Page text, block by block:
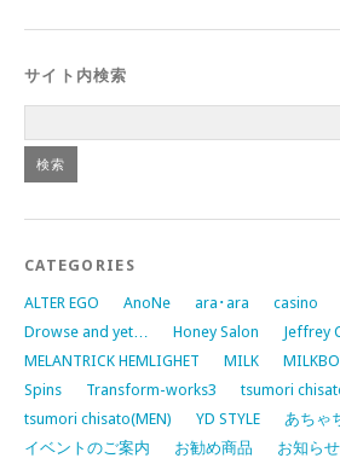
サイト内検索
CATEGORIES
ALTER EGO AnoNe ara･ara casino
Drowse and yet…
Honey Salon Jeffrey
MELANTRICK HEMLIGHET
MILK
Spins
Transform-works3
tsumori
tsumori chisato(MEN)
YD STYLE
あちゃ
イベントのご案内
お勧め商品
お知らせ